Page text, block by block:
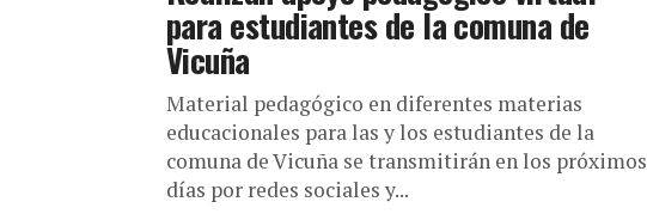
para estudiantes de la comuna de
Vicuña
Material pedagógico en diferentes materias
educacionales para las y los estudiantes de la
comuna de Vicuña se transmitirán en los próximos
días por redes sociales y...